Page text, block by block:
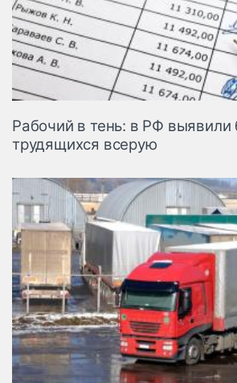
Рабочий в тень: в РФ выявили
трудящихся всерую